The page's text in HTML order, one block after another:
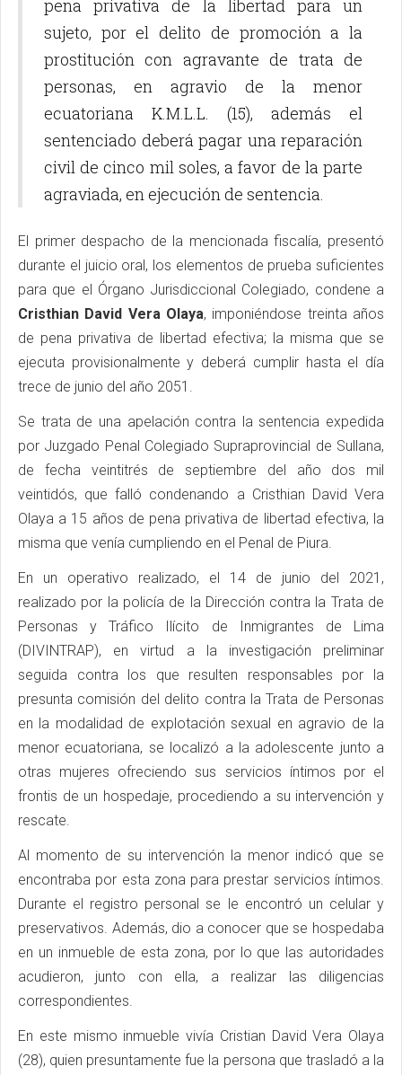
pena privativa de la libertad para un
sujeto, por el delito de promoción a la
prostitución con agravante de trata de
personas, en agravio de la menor
ecuatoriana K.M.L.L. (15), además el
sentenciado deberá pagar una reparación
civil de cinco mil soles, a favor de la parte
agraviada, en ejecución de sentencia.
El primer despacho de la mencionada fiscalía, presentó
durante el juicio oral, los elementos de prueba suficientes
para que el Órgano Jurisdiccional Colegiado, condene a
Cristhian David Vera Olaya, imponiéndose treinta años
de pena privativa de libertad efectiva; la misma que se
ejecuta provisionalmente y deberá cumplir hasta el día
trece de junio del año 2051.
Se trata de una apelación contra la sentencia expedida
por Juzgado Penal Colegiado Supraprovincial de Sullana,
de fecha veintitrés de septiembre del año dos mil
veintidós, que falló condenando a Cristhian David Vera
Olaya a 15 años de pena privativa de libertad efectiva, la
misma que venía cumpliendo en el Penal de Piura.
En un operativo realizado, el 14 de junio del 2021,
realizado por la policía de la Dirección contra la Trata de
Personas y Tráfico Ilícito de Inmigrantes de Lima
(DIVINTRAP), en virtud a la investigación preliminar
seguida contra los que resulten responsables por la
presunta comisión del delito contra la Trata de Personas
en la modalidad de explotación sexual en agravio de la
menor ecuatoriana, se localizó a la adolescente junto a
otras mujeres ofreciendo sus servicios íntimos por el
frontis de un hospedaje, procediendo a su intervención y
rescate.
Al momento de su intervención la menor indicó que se
encontraba por esta zona para prestar servicios íntimos.
Durante el registro personal se le encontró un celular y
preservativos. Además, dio a conocer que se hospedaba
en un inmueble de esta zona, por lo que las autoridades
acudieron, junto con ella, a realizar las diligencias
correspondientes.
En este mismo inmueble vivía Cristian David Vera Olaya
(28), quien presuntamente fue la persona que trasladó a la